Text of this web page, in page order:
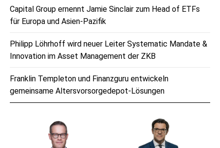
Capital Group ernennt Jamie Sinclair zum Head of ETFs
für Europa und Asien-Pazifik
Philipp Löhrhoff wird neuer Leiter Systematic Mandate &
Innovation im Asset Management der ZKB
Franklin Templeton und Finanzguru entwickeln
gemeinsame Altersvorsorgedepot-Lösungen